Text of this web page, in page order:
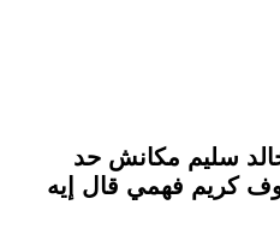
خالد سليم مكانش حد
كريم فهمي قال إيه